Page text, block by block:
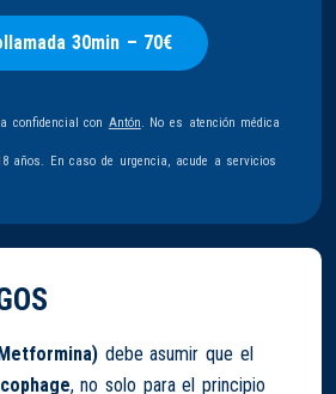
30min – 70€
confidencial con Antón. No es atención médica
años. En caso de urgencia, acude a servicios
debe asumir que el
, no solo para el principio